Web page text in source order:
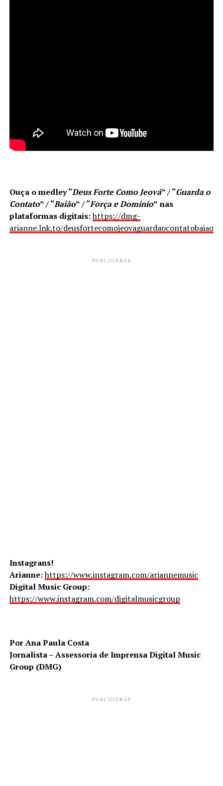
Ouça o medley“Deus Forte Como Jeová” / “Guarda o
Contato” / “Baião” / “Força e Domínio” nas
plataformas digitais:https://dmg-
arianne.lnk.to/
PUBLICIDADE
Instagrans!
Arianne:https://www.instagram.com/ariannemusic
Digital Music Group:
https://www.instagram.com/digitalmusicgroup
Por Ana Paula Costa
Jornalista – Assessoria de Imprensa Digital Music
Group (DMG)
PUBLICIDADE